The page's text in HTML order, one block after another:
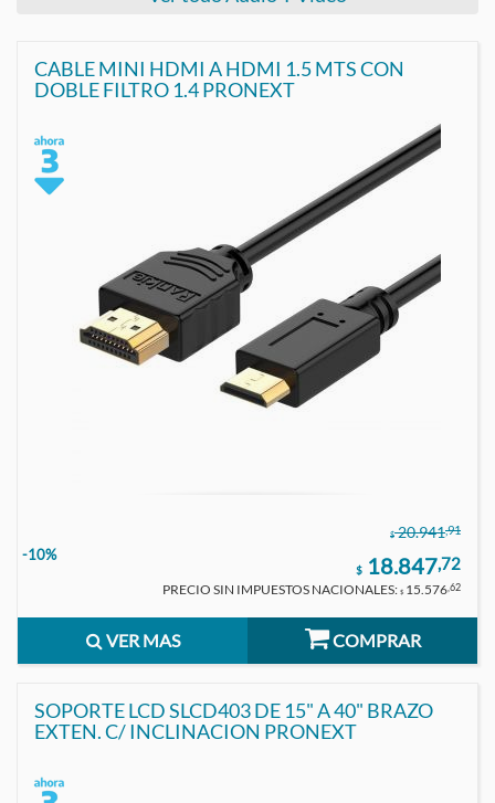
CABLE MINI HDMI A HDMI 1.5 MTS CON
DOBLE FILTRO 1.4 PRONEXT
$ 20.941,91
-10%
$ 18.847,72
PRECIO SIN IMPUESTOS NACIONALES: $ 15.576,62
VER MAS COMPRAR
SOPORTE LCD SLCD403 DE 15" A 40" BRAZO
EXTEN. C/ INCLINACION PRONEXT